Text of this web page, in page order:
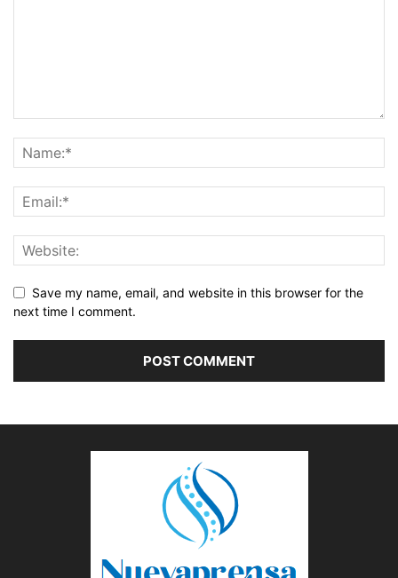
Save my name, email, and website in this browser for the
next time I comment.